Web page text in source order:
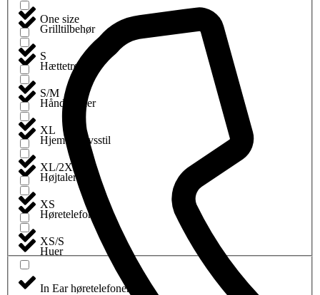
Grilltilbehør
Hættetrøjer
Håndklæder
Hjem og livsstil
Højtalere
Høretelefoner
Huer
In Ear høretelefoner
One size
S
S/M
XL
XL/2XL
XS
XS/S